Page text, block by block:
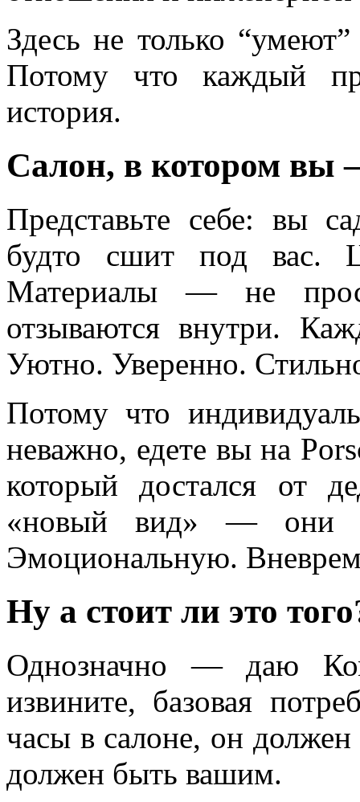
Здесь не только
Потому что каждый
история.
Салон, в котором вы
Представьте себе: вы
будто сшит под вас.
Материалы — не
отзываются внутри.
Уютно. Уверенно.
Потому что
неважно, едете вы на
который достался от
«новый вид» — они
Эмоциональную.
Ну а стоит ли это
Однозначно — даю
извините, базовая
часы в салоне, он
должен быть вашим.